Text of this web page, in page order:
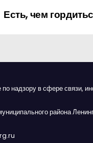
Есть, чем
надзору в сфере
района